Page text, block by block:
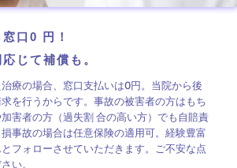
口0 円！
じて補償も。
療の場合、窓口支払いは0円。当院から後
を行うからです。事故の被害者の方はもち
害者の方（過失割 合の高い方）でも自賠責
事故の場合は任意保険の適用可。経験豊富
フォローさせていただきます。ご不安な点
い。